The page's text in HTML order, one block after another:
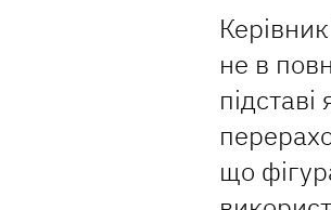
не в
що